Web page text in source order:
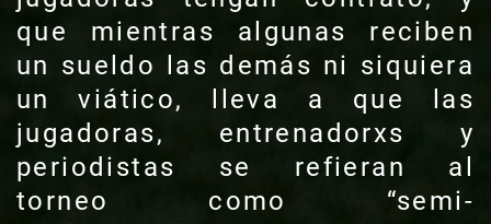
que mientras algunas reciben
un sueldo las demás ni siquiera
un viático, lleva a que las
jugadoras, entrenadorxs y
periodistas se refieran al
torneo como “semi-